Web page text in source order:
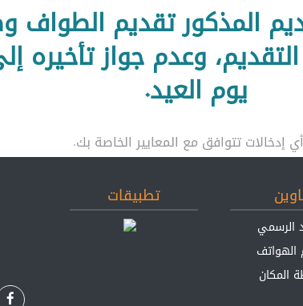
المذكور تقديم
وعدم جواز تأخيره
يوم العيد.
إدخالات تتوافق مع المعايير الخاصة بك.
الرسمي
الهواتف
المكان
تطبيقات